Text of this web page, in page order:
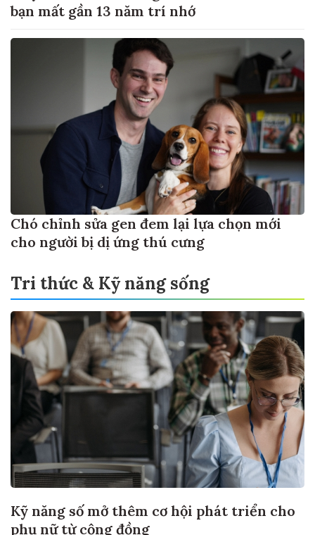
bạn mất gần 13 năm trí nhớ
Chó chỉnh sửa gen đem lại lựa chọn mới
cho người bị dị ứng thú cưng
Tri thức & Kỹ năng sống
Kỹ năng số mở thêm cơ hội phát triển cho
phụ nữ từ cộng đồng